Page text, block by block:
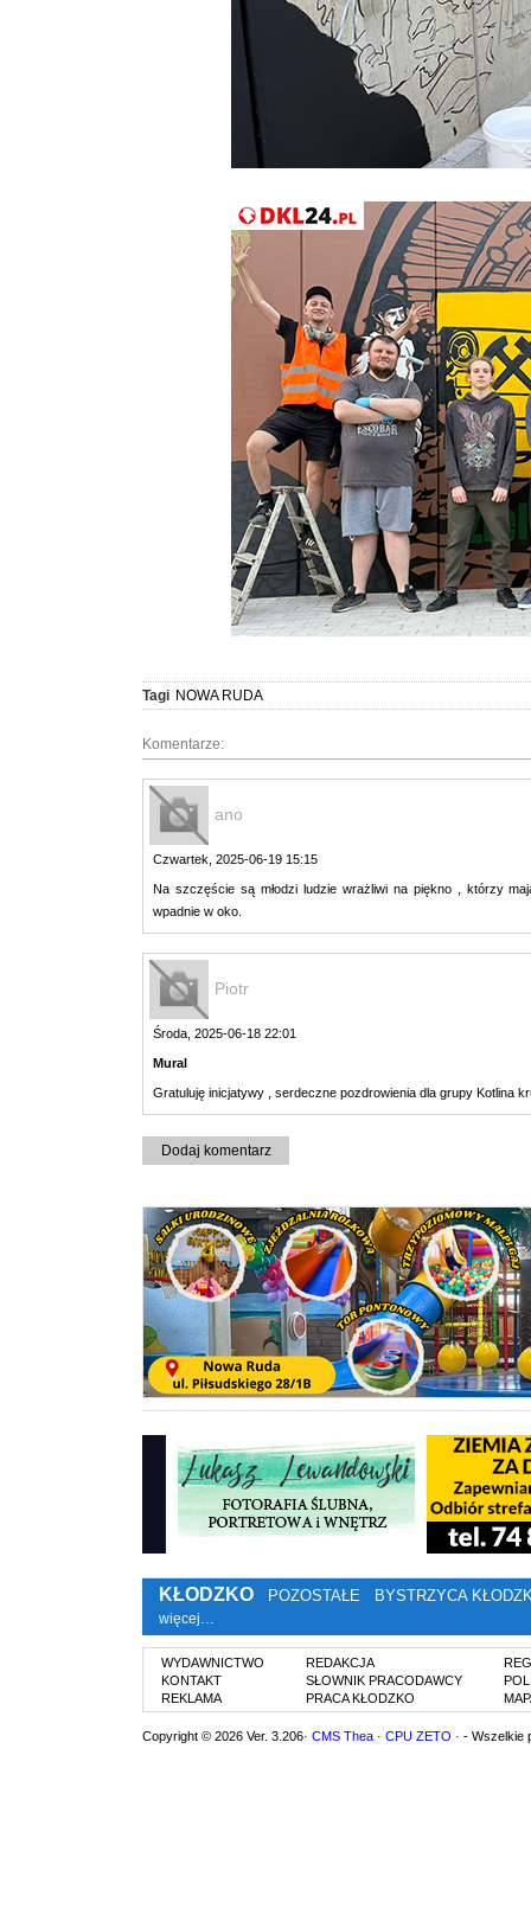
Tagi NOWA RUDA
Komentarze:
ano
Czwartek, 2025-06-19 15:15
Na szczęście są młodzi ludzie wrażliwi na piękno , którzy
wpadnie w oko.
Piotr
Środa, 2025-06-18 22:01
Mural
Gratuluję inicjatywy , serdeczne pozdrowienia dla grupy Kotlina
Dodaj komentarz
KŁODZKO POZOSTAŁE BYSTRZYCA
więcej…
WYDAWNICTWO
KONTAKT
REKLAMA
REDAKCJA
SŁOWNIK PRACODAWCY
PRACA KŁODZKO
Copyright © 2026 Ver. 3.206· CMS Thea · CPU ZETO · - Wszelkie